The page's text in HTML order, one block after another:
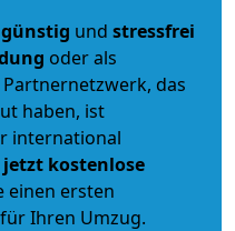
und stressfrei
oder als
Partnernetzwerk, das
haben, ist
international
jetzt kostenlose
einen ersten
Ihren Umzug.